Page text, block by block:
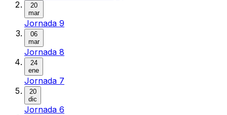
20
mar
Jornada 9
06
mar
Jornada 8
24
ene
Jornada 7
20
dic
Jornada 6